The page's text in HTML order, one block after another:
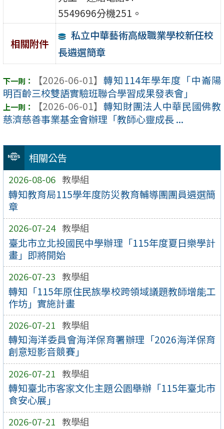
相關公告
2026-08-06 教學組
轉知教育局115學年度防災教育輔導團團員遴選簡
章
2026-07-24 教學組
臺北市立北投國民中學辦理「115年度夏日樂學計
畫」即將開始
2026-07-23 教學組
轉知「115年原住民族學校跨領域議題教師增能工
作坊」實施計畫
2026-07-21 教學組
轉知海洋委員會海洋保育署辦理「2026海洋保育
創意短影音競賽」
2026-07-21 教學組
轉知臺北市客家文化主題公園舉辦「115年臺北市
食安心展」
2026-07-21 教學組
5549696分機251。
相關附件
私立中華藝術高級職業學校新任校
長遴選簡章
【2026-06-01】 轉知114年學年度「中崙陽
明百齡三校雙語實驗班聯合學習成果發表會」
【2026-06-01】 轉知財團法人中華民國佛教
慈濟慈善事業基金會辦理「教師心靈成長 ...